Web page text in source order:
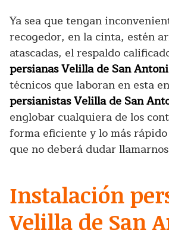
Ya sea que tengan
recogedor, en la cinta, estén
atascadas, el respaldo
persianas Velilla de San
técnicos que laboran en esta
persianistas Velilla de San
englobar cualquiera de los
forma eficiente y lo más
que no deberá dudar
Instalación
Velilla de San